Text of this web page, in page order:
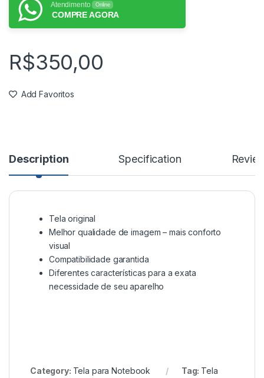
Atendimento Online
COMPRE AGORA
R$350,00
Add Favoritos
Description Specification
Tela original
Melhor qualidade de imagem – mais conforto
visual
Compatibilidade garantida
Diferentes características para a exata
necessidade de seu aparelho
Category: Tela para Notebook Tag: Tela